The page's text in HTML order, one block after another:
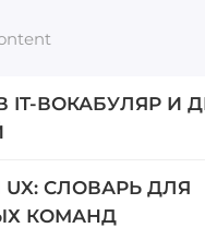
IT-ВОКАБУЛЯР И
СЛОВАРЬ ДЛЯ
КОМАНД